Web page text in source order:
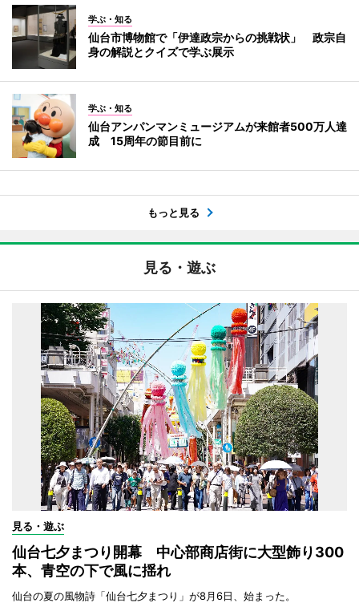
学ぶ・知る
仙台市博物館で「伊達政宗からの挑戦状」 政宗自
身の解説とクイズで学ぶ展示
学ぶ・知る
仙台アンパンマンミュージアムが来館者500万人達
成 15周年の節目前に
もっと見る
見る・遊ぶ
見る・遊ぶ
仙台七夕まつり開幕 中心部商店街に大型飾り300
本、青空の下で風に揺れ
仙台の夏の風物詩「仙台七夕まつり」が8月6日、始まった。